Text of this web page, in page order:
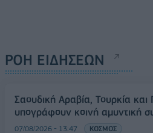
ΡΟΗ ΕΙΔΗΣΕΩΝ
Σαουδική Αραβία, Τουρκία και
υπογράφουν κοινή αμυντική
07/08/2026 - 13:47 ΚΟΣΜΟΣ